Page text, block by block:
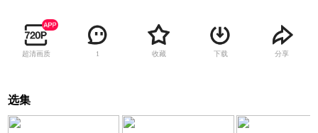
超清画质 1 收藏 下载 分享
选集